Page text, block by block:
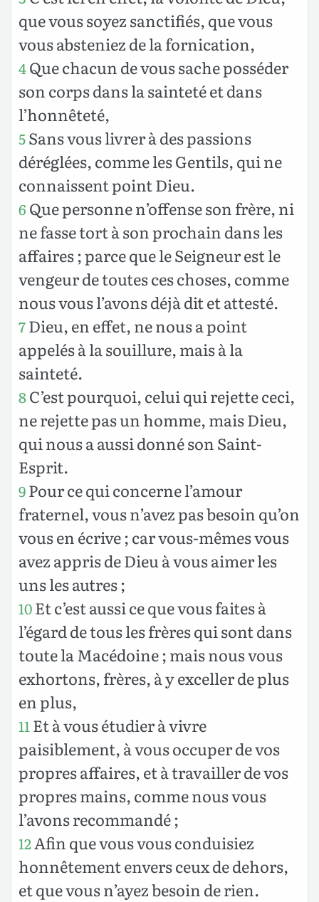
que vous soyez sanctifiés, que vous
vous absteniez de la fornication,
4Que chacun de vous sache posséder
son corps dans la sainteté et dans
l’honnêteté,
5Sans vous livrer à des passions
déréglées, comme les Gentils, qui ne
connaissent point Dieu.
6 Que personne n’offense son frère, ni
ne fasse tort à son prochain dans les
affaires ; parce que le Seigneur est le
vengeur de toutes ces choses, comme
nous vous l’avons déjà dit et attesté.
7Dieu, en effet, ne nous a point
appelés à la souillure, mais à la
sainteté.
8C’est pourquoi, celui qui rejette ceci,
ne rejette pas un homme, mais Dieu,
qui nous a aussi donné son Saint-
Esprit.
9Pour ce qui concerne l’amour
fraternel, vous n’avez pas besoin qu’on
vous en écrive ; car vous-mêmes vous
avez appris de Dieu à vous aimer les
uns les autres ;
10Et c’est aussi ce que vous faites à
l’égard de tous les frères qui sont dans
toute la Macédoine ; mais nous vous
exhortons, frères, à y exceller de plus
en plus,
11 Et à vous étudier à vivre
paisiblement, à vous occuper de vos
propres affaires, et à travailler de vos
propres mains, comme nous vous
l’avons recommandé ;
12Afin que vous vous conduisiez
honnêtement envers ceux de dehors,
et que vous n’ayez besoin de rien.